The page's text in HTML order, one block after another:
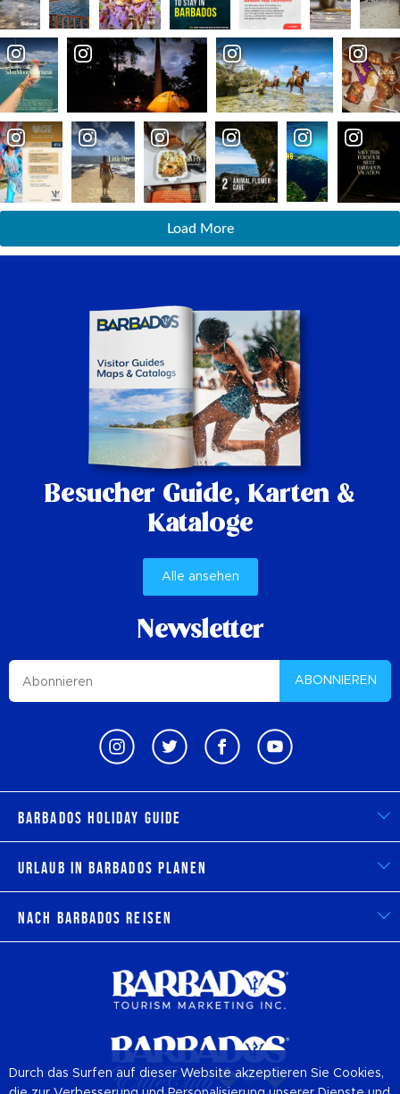
Load More
Besucher Guide, Karten &
Kataloge
Alle ansehen
Newsletter
ABONNIEREN
Barbados Holiday Guide
Urlaub in Barbados planen
Nach Barbados reisen
Durch das Surfen auf dieser Website akzeptieren Sie Cookies,